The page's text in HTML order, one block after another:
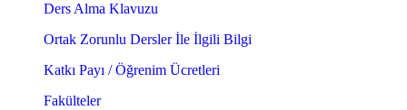
Ders Alma Klavuzu
Ortak Zorunlu Dersler İle İlgili Bilgi
Katkı Payı / Öğrenim Ücretleri
Fakülteler